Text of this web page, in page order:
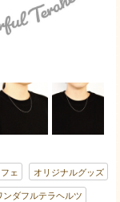
ェ
オリジナルグッズ
ンダフルテラヘルツ